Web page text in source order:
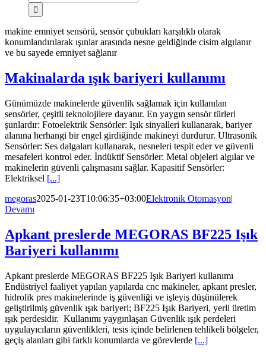
makine emniyet sensörü, sensör çubukları karşılıklı olarak
konumlandırılarak ışınlar arasında nesne geldiğinde cisim algılanır
ve bu sayede emniyet sağlanır
Makinalarda ışık bariyeri kullanımı
Günümüzde makinelerde güvenlik sağlamak için kullanılan
sensörler, çeşitli teknolojilere dayanır. En yaygın sensör türleri
şunlardır: Fotoelektrik Sensörler: Işık sinyalleri kullanarak, bariyer
alanına herhangi bir engel girdiğinde makineyi durdurur. Ultrasonik
Sensörler: Ses dalgaları kullanarak, nesneleri tespit eder ve güvenli
mesafeleri kontrol eder. İndüktif Sensörler: Metal objeleri algılar ve
makinelerin güvenli çalışmasını sağlar. Kapasitif Sensörler:
Elektriksel [...]
megoras2025-01-23T10:06:35+03:00Elektronik Otomasyon|
Devamı
Apkant preslerde MEGORAS BF225 Işık
Bariyeri kullanımı
Apkant preslerde MEGORAS BF225 Işık Bariyeri kullanımı
Endüstriyel faaliyet yapılan yapılarda cnc makineler, apkant presler,
hidrolik pres makinelerinde iş güvenliği ve işleyiş düşünülerek
geliştirilmiş güvenlik ışık bariyeri; BF225 Işık Bariyeri, yerli üretim
ışık perdesidir. Kullanımı yaygınlaşan Güvenlik ışık perdeleri
uygulayıcıların güvenlikleri, tesis içinde belirlenen tehlikeli bölgeler,
geçiş alanları gibi farklı konumlarda ve görevlerde [...]